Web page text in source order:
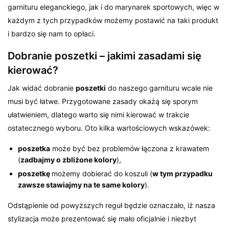
garnituru eleganckiego, jak i do marynarek sportowych, więc w
każdym z tych przypadków możemy postawić na taki produkt
i bardzo się nam to opłaci.
Dobranie poszetki – jakimi zasadami się
kierować?
Jak widać dobranieposzetki do naszego garnituru wcale nie
musi być łatwe. Przygotowane zasady okażą się sporym
ułatwieniem, dlatego warto się nimi kierować w trakcie
ostatecznego wyboru. Oto kilka wartościowych wskazówek:
poszetka może być bez problemów łączona z krawatem
(zadbajmy o zbliżone kolory),
poszetkę możemy dobierać do koszuli (w tym przypadku
zawsze stawiajmy na te same kolory).
Odstąpienie od powyższych reguł będzie oznaczało, iż nasza
stylizacja może prezentować się mało oficjalnie i niezbyt